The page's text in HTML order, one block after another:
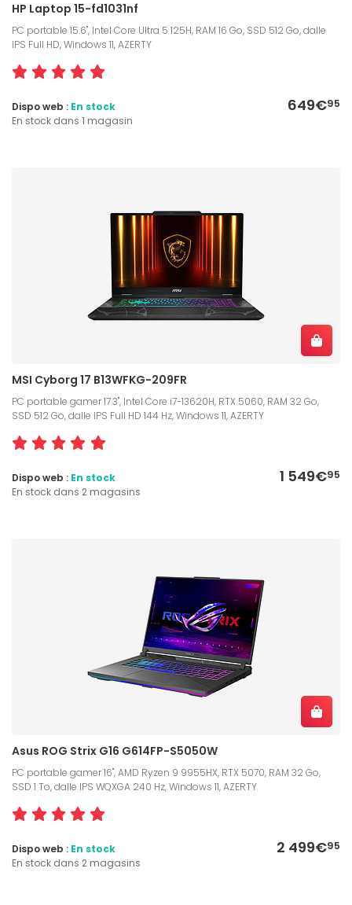
HP Laptop 15-fd1031nf
PC portable 15.6", Intel Core Ultra 5 125H, RAM 16 Go, SSD 512 Go, dalle
IPS Full HD, Windows 11, AZERTY
649€95
Dispo web : En stock
En stock dans 1 magasin
MSI Cyborg 17 B13WFKG-209FR
PC portable gamer 17.3", Intel Core i7-13620H, RTX 5060, RAM 32 Go,
SSD 512 Go, dalle IPS Full HD 144 Hz, Windows 11, AZERTY
1 549€95
Dispo web : En stock
En stock dans 2 magasins
Asus ROG Strix G16 G614FP-S5050W
PC portable gamer 16", AMD Ryzen 9 9955HX, RTX 5070, RAM 32 Go,
SSD 1 To, dalle IPS WQXGA 240 Hz, Windows 11, AZERTY
2 499€95
Dispo web : En stock
En stock dans 2 magasins